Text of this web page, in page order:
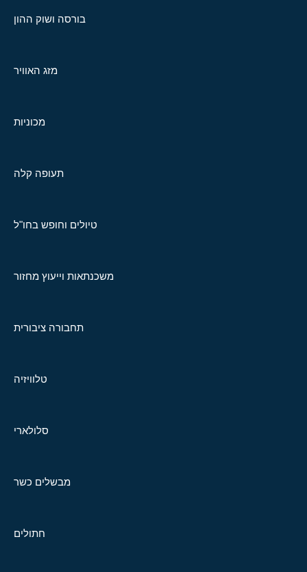
בורסה ושוק ההון
מזג האוויר
מכוניות
תעופה קלה
טיולים וחופש בחו"ל
משכנתאות וייעוץ מחזור
תחבורה ציבורית
טלוויזיה
סלולארי
מבשלים כשר
חתולים